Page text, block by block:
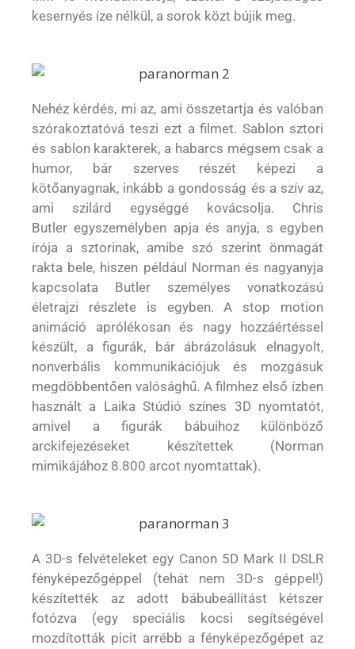
kesernyés íze nélkül, a sorok közt bújik meg.
Nehéz kérdés, mi az, ami összetartja és valóban
szórakoztatóvá teszi ezt a filmet. Sablon sztori
és sablon karakterek, a habarcs mégsem csak a
humor, bár szerves részét képezi a
kötőanyagnak, inkább a gondosság és a szív az,
ami szilárd egységgé kovácsolja. Chris
Butler egyszemélyben apja és anyja, s egyben
írója a sztorinak, amibe szó szerint önmagát
rakta bele, hiszen például Norman és nagyanyja
kapcsolata Butler személyes vonatkozású
életrajzi részlete is egyben. A stop motion
animáció aprólékosan és nagy hozzáértéssel
készült, a figurák, bár ábrázolásuk elnagyolt,
nonverbális kommunikációjuk és mozgásuk
megdöbbentően valósághű. A filmhez első ízben
használt a Laika Stúdió színes 3D nyomtatót,
amivel a figurák bábuihoz különböző
arckifejezéseket készítettek (Norman
mimikájához 8.800 arcot nyomtattak).
A 3D-s felvételeket egy Canon 5D Mark II DSLR
fényképezőgéppel (tehát nem 3D-s géppel!)
készítették az adott bábubeállítást kétszer
fotózva (egy speciális kocsi segítségével
mozdították picit arrébb a fényképezőgépet az